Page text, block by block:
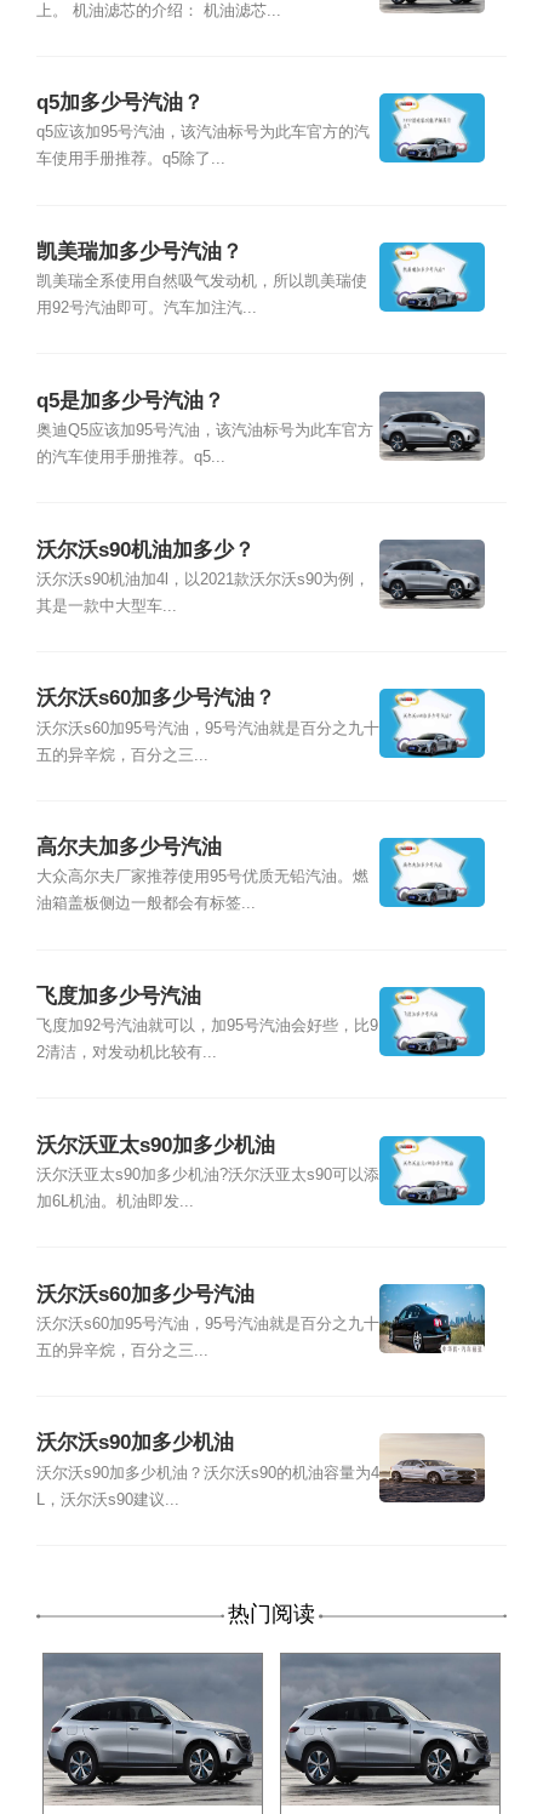
上。 机油滤芯的介绍： 机油滤芯...
q5加多少号汽油？
q5应该加95号汽油，该汽油标号为此车官方的汽
车使用手册推荐。q5除了...
凯美瑞加多少号汽油？
凯美瑞全系使用自然吸气发动机，所以凯美瑞使
用92号汽油即可。汽车加注汽...
q5是加多少号汽油？
奥迪Q5应该加95号汽油，该汽油标号为此车官方
的汽车使用手册推荐。q5...
沃尔沃s90机油加多少？
沃尔沃s90机油加4l，以2021款沃尔沃s90为例，
其是一款中大型车...
沃尔沃s60加多少号汽油？
沃尔沃s60加95号汽油，95号汽油就是百分之九十
五的异辛烷，百分之三...
高尔夫加多少号汽油
大众高尔夫厂家推荐使用95号优质无铅汽油。燃
油箱盖板侧边一般都会有标签...
飞度加多少号汽油
飞度加92号汽油就可以，加95号汽油会好些，比9
2清洁，对发动机比较有...
沃尔沃亚太s90加多少机油
沃尔沃亚太s90加多少机油?沃尔沃亚太s90可以添
加6L机油。机油即发...
沃尔沃s60加多少号汽油
沃尔沃s60加95号汽油，95号汽油就是百分之九十
五的异辛烷，百分之三...
沃尔沃s90加多少机油
沃尔沃s90加多少机油？沃尔沃s90的机油容量为4
L，沃尔沃s90建议...
热门阅读